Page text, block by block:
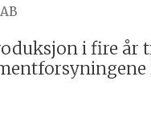
i fire år